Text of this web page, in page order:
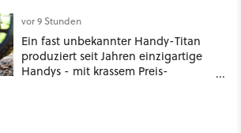
vor 9 Stunden
Ein fast unbekannter Handy-Titan
produziert seit Jahren einzigartige
Handys - mit krassem Preis-